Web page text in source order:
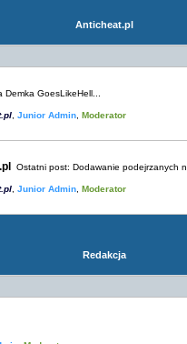
Anticheat.pl
Demka GoesLikeHell...
Junior Admin Moderator
Ostatni post: Dodawanie podejrzanych
Junior Admin Moderator
Redakcja